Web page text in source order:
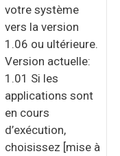
votre système
vers la version
1.06 ou ultérieure.
Version actuelle:
1.01 Si les
applications sont
en cours
d’exécution,
choisissez [mise à